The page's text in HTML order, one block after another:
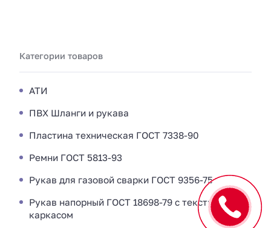
Категории товаров
АТИ
ПВХ Шланги и рукава
Пластина техническая ГОСТ 7338-90
Ремни ГОСТ 5813-93
Рукав для газовой сварки ГОСТ 9356-75
Рукав напорный ГОСТ 18698-79 с текстильным
каркасом